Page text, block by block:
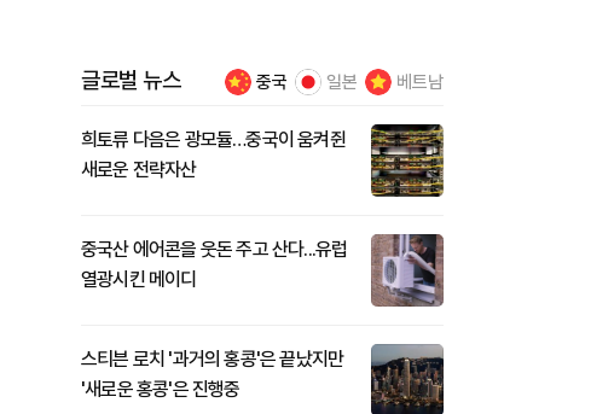
글로벌 뉴스 중국 일본 베트남
희토류 다음은 광모듈…중국이 움켜쥔
새로운 전략자산
중국산 에어콘을 웃돈 주고 산다...유럽
열광시킨 메이디
스티븐 로치 '과거의 홍콩'은 끝났지만
'새로운 홍콩'은 진행중